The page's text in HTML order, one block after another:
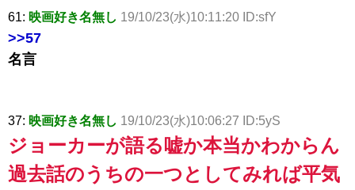
61: 映画好き名無し 19/10/23(水)10:11:20 ID:sfY
>>57
名言
37: 映画好き名無し 19/10/23(水)10:06:27 ID:5yS
ジョーカーが語る嘘か本当かわからん
過去話のうちの一つとしてみれば平気